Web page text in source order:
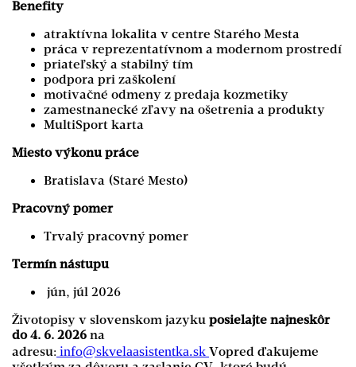
Benefity
atraktívna lokalita v centre Starého Mesta
práca v reprezentatívnom a modernom prostredí
priateľský a stabilný tím
podpora pri zaškolení
motivačné odmeny z predaja kozmetiky
zamestnanecké zľavy na ošetrenia a produkty
MultiSport karta
Miesto výkonu práce
Bratislava (Staré Mesto)
Pracovný pomer
Trvalý pracovný pomer
Termín nástupu
jún, júl 2026
Životopisy v slovenskom jazyku posielajte najneskôr
do 4. 6. 2026 na
adresu: info@skvelaasistentka.sk Vopred ďakujeme